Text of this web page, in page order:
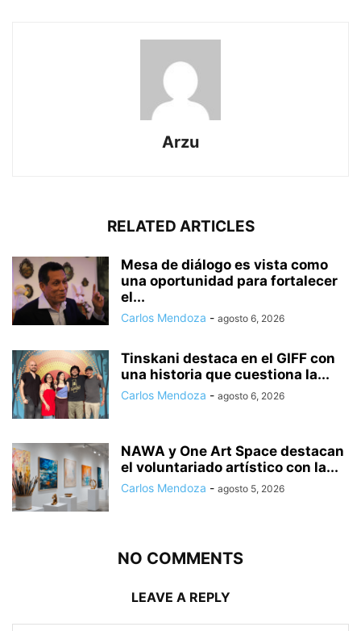
Arzu
RELATED ARTICLES
Mesa de diálogo es vista como
una oportunidad para fortalecer
el...
Carlos Mendoza - agosto 6, 2026
Tinskani destaca en el GIFF con
una historia que cuestiona la...
Carlos Mendoza - agosto 6, 2026
NAWA y One Art Space destacan
el voluntariado artístico con la...
Carlos Mendoza - agosto 5, 2026
NO COMMENTS
LEAVE A REPLY